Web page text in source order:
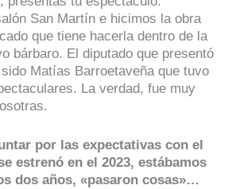
San Martín e hicimos la obra
que tiene hacerla dentro de la
bárbaro. El diputado que presentó
Matías Barroetaveña que tuvo
La verdad, fue muy
por las expectativas con el
estrenó en el 2023, estábamos
dos años, «pasaron cosas»…